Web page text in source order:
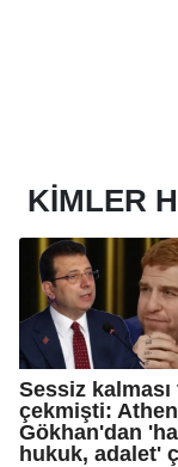
KIMLER
Sessiz
çekmişti:
Gökhan'dan
hukuk, adalet'